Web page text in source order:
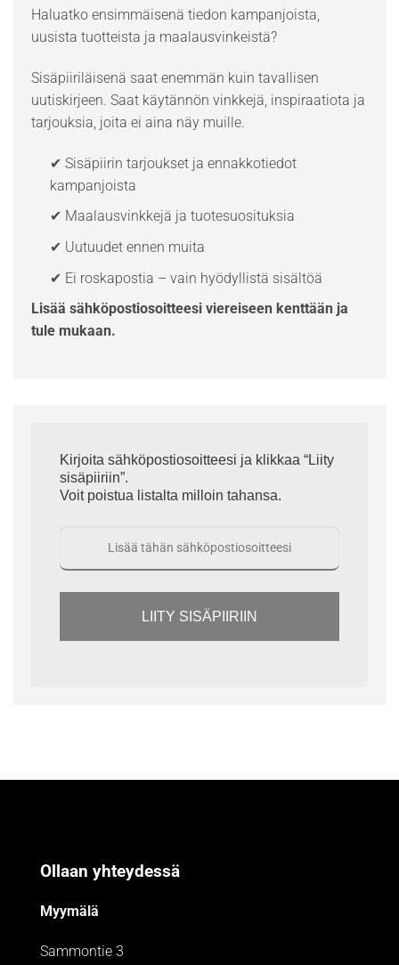
Haluatko ensimmäisenä tiedon kampanjoista,
uusista tuotteista ja maalausvinkeistä?
Sisäpiiriläisenä saat enemmän kuin tavallisen
uutiskirjeen. Saat käytännön vinkkejä, inspiraatiota ja
tarjouksia, joita ei aina näy muille.
✔ Sisäpiirin tarjoukset ja ennakkotiedot
kampanjoista
✔ Maalausvinkkejä ja tuotesuosituksia
✔ Uutuudet ennen muita
✔ Ei roskapostia – vain hyödyllistä sisältöä
Lisää sähköpostiosoitteesi viereiseen kenttään ja
tule mukaan.
Kirjoita sähköpostiosoitteesi ja klikkaa “Liity
sisäpiiriin”.
Voit poistua listalta milloin tahansa.
LIITY SISÄPIIRIIN
Ollaan yhteydessä
Myymälä
Sammontie 3